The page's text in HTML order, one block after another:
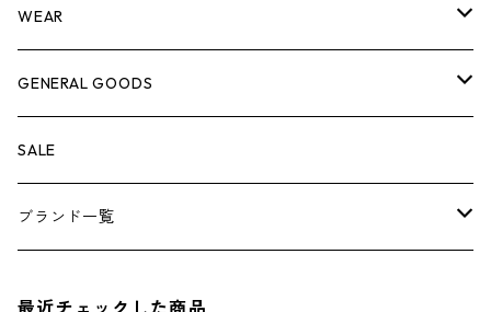
脚立
ケミカル
その他
キャビネット・ツールハンガー
冬季用品
その他
ストレージボックス
クーラーボックス
ナイフ
車内グッズ
車外グッズ
芳香剤
WEAR
トップス
ボトムス
アンダーウェア
GENERAL GOODS
ウォレット
エアーフレッシュナー
SALE
ブランド一覧
最近チェックした商品